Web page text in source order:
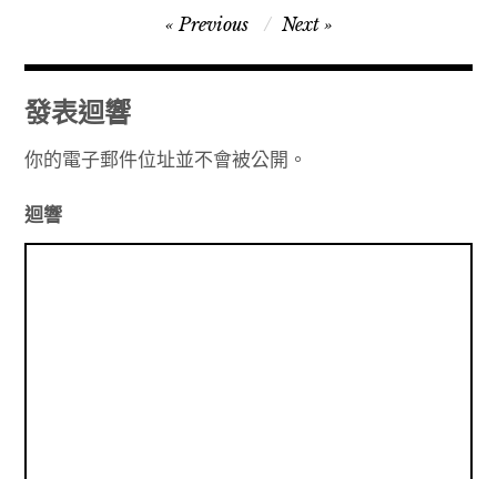
章
導
覽
Previous Next
發表迴響
你的電子郵件位址並不會被公開。
迴響